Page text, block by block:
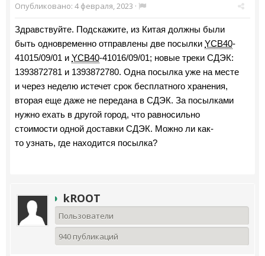
Опубликовано: 4 февраля, 2023 ·
Здравствуйте. Подскажите, из Китая должны были
быть одновременно отправлены две посылки YCB40-
41015/09/01 и YCB40-41016/09/01; новые треки СДЭК:
1393872781 и 1393872780. Одна посылка уже на месте
и через неделю истечет срок бесплатного хранения,
вторая еще даже не передана в СДЭК. За посылками
нужно ехать в другой город, что равносильно
стоимости одной доставки СДЭК. Можно ли как-
то узнать, где находится посылка?
kROOT
Пользователи
940 публикаций